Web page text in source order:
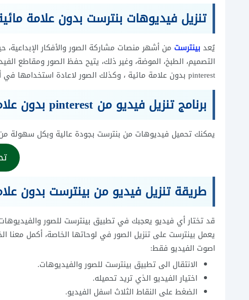
تنزيل فيديوهات بنترست بدون علامة
يُعد بينترست من أشهر منصات مشاركة الصور والأفكار
التصميم، الطبخ، الموضة، وغير ذلك، يتيح حفظ الصور ومقاطع
pinterest بدون علامة مائية ، وكذلك الصور لاعادة استخدامها في أي مكان بدون قيود، تابع معنا.
برنامج تنزيل فيديو من pinterest بدون علامة مائية
يمكنك تحميل فيديوهات من بنترست بجودة عالية وبكل سهولة
طريقة تنزيل فيديو من بينترست بدون
قد تختار أي فيديو يعجبك في تطبيق بينترست للصور
يعمل بينترست على تنزيل الصور في لوحاتها الخاصة، أكمل معنا
اصوت الفيديو فقط:
الانتقال الى تطبيق بينترست للصور والفيديوهات.
اختيار الفيديو الذي تريد تحميله.
الضغط على النقاط الثلاث اسفل الفيديو.